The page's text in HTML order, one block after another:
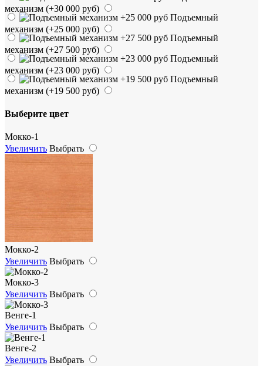
механизм (+30 000 руб)
Подъемный
механизм (+25 000 руб)
Подъемный
механизм (+27 500 руб)
Подъемный
механизм (+23 000 руб)
Подъемный
механизм (+19 500 руб)
Выберите цвет
Мокко-1
Увеличить Выбрать
Мокко-2
Увеличить Выбрать
Мокко-3
Увеличить Выбрать
Венге-1
Увеличить Выбрать
Венге-2
Увеличить Выбрать